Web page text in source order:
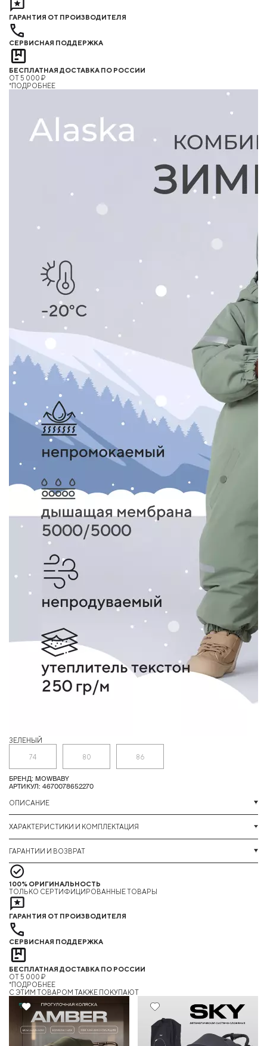
ГАРАНТИЯ ОТ ПРОИЗВОДИТЕЛЯ
СЕРВИСНАЯ ПОДДЕРЖКА
БЕСПЛАТНАЯ ДОСТАВКА ПО РОССИИ
ОТ 5 000 ₽
*ПОДРОБНЕЕ
ЗЕЛЕНЫЙ
74 80 86
БРЕНД: MOWBABY
АРТИКУЛ: 4670078652270
ОПИСАНИЕ
ХАРАКТЕРИСТИКИ И КОМПЛЕКТАЦИЯ
ГАРАНТИИ И ВОЗВРАТ
100% ОРИГИНАЛЬНОСТЬ
ТОЛЬКО СЕРТИФИЦИРОВАННЫЕ ТОВАРЫ
ГАРАНТИЯ ОТ ПРОИЗВОДИТЕЛЯ
СЕРВИСНАЯ ПОДДЕРЖКА
БЕСПЛАТНАЯ ДОСТАВКА ПО РОССИИ
ОТ 5 000 ₽
*ПОДРОБНЕЕ
C ЭТИМ ТОВАРОМ ТАКЖЕ ПОКУПАЮТ
6% 20% Хит